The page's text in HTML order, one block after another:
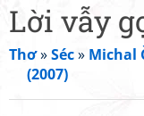
Lời vẫy
Thơ»Séc» Michal
(2007)